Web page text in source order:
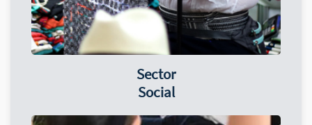
Sector
Social